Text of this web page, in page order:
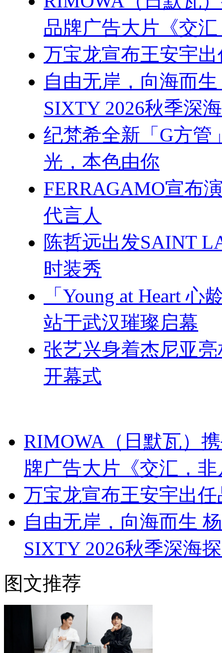
品牌广告大片《交
万宝龙宣布王安宇
自由无岸，向海而
SIXTY 2026秋季深
纪梵希全新「G方管
光，本色由你
FERRAGAMO宣布
代言人
陈哲远出发SAINT
时装秀
「Young at Heart
站于武汉璀璨启幕
张艺兴身着杰尼亚
开幕式
RIMOWA（日默瓦）
牌广告大片《交汇，
万宝龙宣布王安宇出
自由无岸，向海而生
SIXTY 2026秋季深海
图文推荐